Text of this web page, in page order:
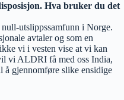
Hva bruker du det
utslippssamfunn i Norge.
avtaler og som en
vi i vesten vise at vi kan
vi ALDRI få med oss India,
å gjennomføre slike ensidige